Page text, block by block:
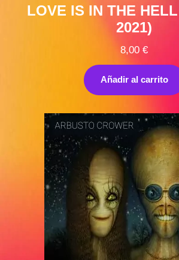
LOVE IS IN THE
2021)
8,00 €
Añadir al carrito